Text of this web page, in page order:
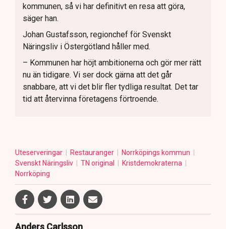
kommunen, så vi har definitivt en resa att göra,
säger han.
Johan Gustafsson, regionchef för Svenskt
Näringsliv i Östergötland håller med.
– Kommunen har höjt ambitionerna och gör mer rätt
nu än tidigare. Vi ser dock gärna att det går
snabbare, att vi det blir fler tydliga resultat. Det tar
tid att återvinna företagens förtroende.
Uteserveringar Restauranger
Norrköpings kommun
Svenskt Näringsliv
TN original
Kristdemokraterna
Norrköping
Anders Carlsson